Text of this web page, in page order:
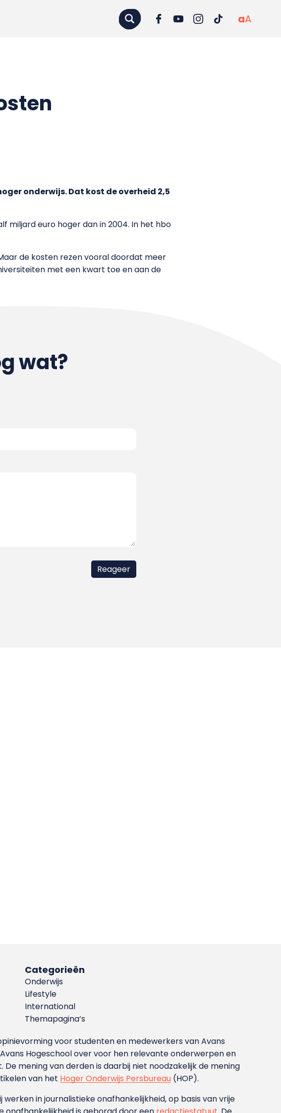
aA
onderwijs. Dat kost de overheid 2,5
miljard euro hoger dan in 2004. In het hbo
de kosten rezen vooral doordat meer
met een kwart toe en aan de
wat?
Categorieën
Onderwijs
Lifestyle
International
Themapagina’s
voor studenten en medewerkers van Avans
Hogeschool over voor hen relevante onderwerpen en
mening van derden is daarbij niet noodzakelijk de mening
van het Hoger Onderwijs Persbureau (HOP).
in journalistieke onafhankelijkheid, op basis van vrije